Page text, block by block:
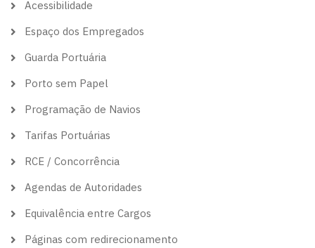
Acessibilidade
Espaço dos Empregados
Guarda Portuária
Porto sem Papel
Programação de Navios
Tarifas Portuárias
RCE / Concorrência
Agendas de Autoridades
Equivalência entre Cargos
Páginas com redirecionamento